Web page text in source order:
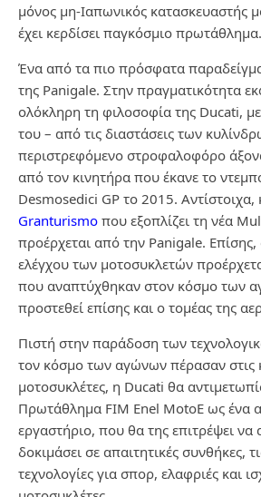
μόνος μη-Ιαπωνικός κατασκευαστής
έχει κερδίσει παγκόσμιο πρωτάθλημα.
Ένα από τα πιο πρόσφατα
της Panigale. Στην πραγματικότητα
ολόκληρη τη φιλοσοφία της Ducati,
του – από τις διαστάσεις των
περιστρεφόμενο στροφαλοφόρο
από τον κινητήρα που έκανε το
Desmosedici GP το 2015. Αντίστοιχα,
Granturismo που εξοπλίζει τη νέα
προέρχεται από την Panigale. Επίσης,
ελέγχου των μοτοσυκλετών
που αναπτύχθηκαν στον κόσμο των
προστεθεί επίσης και ο τομέας της
Πιστή στην παράδοση των
τον κόσμο των αγώνων πέρασαν στις
μοτοσυκλέτες, η Ducati θα
Πρωτάθλημα FIM Enel MotoE ως ένα
εργαστήριο, που θα της επιτρέψει να
δοκιμάσει σε απαιτητικές συνθήκες,
τεχνολογίες για σπορ, ελαφριές και